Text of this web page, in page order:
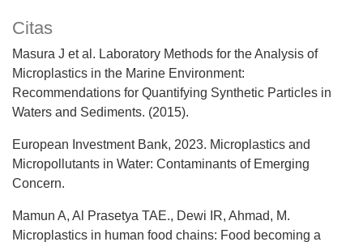
Citas
Masura J et al. Laboratory Methods for the Analysis of
Microplastics in the Marine Environment:
Recommendations for Quantifying Synthetic Particles in
Waters and Sediments. (2015).
European Investment Bank, 2023. Microplastics and
Micropollutants in Water: Contaminants of Emerging
Concern.
Mamun A, Al Prasetya TAE., Dewi IR, Ahmad, M.
Microplastics in human food chains: Food becoming a